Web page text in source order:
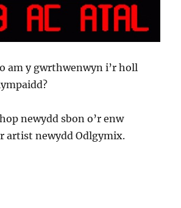
am y gwrthwenwyn i’r holl
newydd sbon o’r enw
artist newydd Odlgymix.